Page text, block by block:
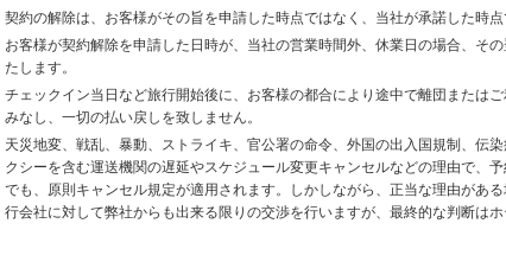
契約の解除は、お客様がその旨を申請した時点ではなく、当社が承諾した時点
お客様が契約解除を申請した日時が、当社の営業時間外、休業日の場合、そ
たします。
チェックイン当日など旅行開始後に、お客様の都合により途中で離団または
みなし、一切の払い戻しを致しません。
天災地変、戦乱、暴動、ストライキ、官公署の命令、外国の出入国規制、伝
クシーを含む運送機関の遅延やスケジュール変更キャンセルなどの理由で、
でも、原則キャンセル規定が適用されます。しかしながら、正当な理由があ
行会社に対して弊社からも出来る限りの交渉を行いますが、最終的な判断は